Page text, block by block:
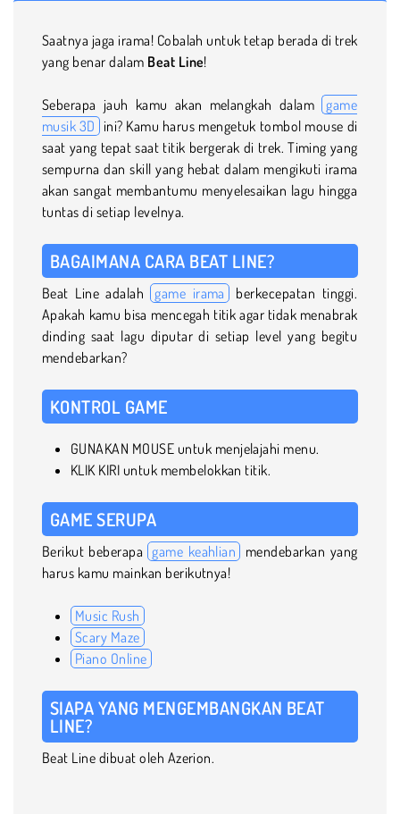
Saatnya jaga irama! Cobalah untuk tetap berada di trek
yang benar dalam Beat Line!
Seberapa jauh kamu akan melangkah dalam game
musik 3D ini? Kamu harus mengetuk tombol mouse di
saat yang tepat saat titik bergerak di trek. Timing yang
sempurna dan skill yang hebat dalam mengikuti irama
akan sangat membantumu menyelesaikan lagu hingga
tuntas di setiap levelnya.
BAGAIMANA CARA BEAT LINE?
Beat Line adalah game irama berkecepatan tinggi.
Apakah kamu bisa mencegah titik agar tidak menabrak
dinding saat lagu diputar di setiap level yang begitu
mendebarkan?
KONTROL GAME
GUNAKAN MOUSE untuk menjelajahi menu.
KLIK KIRI untuk membelokkan titik.
GAME SERUPA
Berikut beberapa game keahlian
mendebarkan yang
harus kamu mainkan berikutnya!
Music Rush
Scary Maze
Piano Online
SIAPA YANG MENGEMBANGKAN BEAT
LINE?
Beat Line dibuat oleh Azerion.